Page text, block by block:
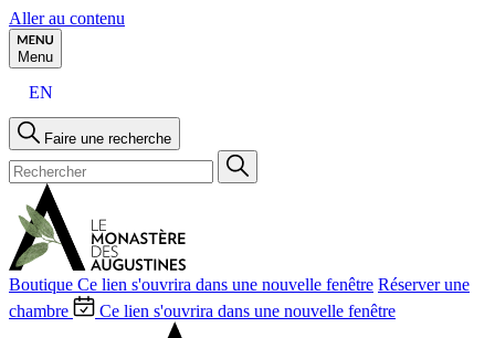
Aller au contenu
Menu
EN
Faire une recherche
Boutique Ce lien s'ouvrira dans une nouvelle fenêtre Réserver une
chambre
Ce lien s'ouvrira dans une nouvelle fenêtre